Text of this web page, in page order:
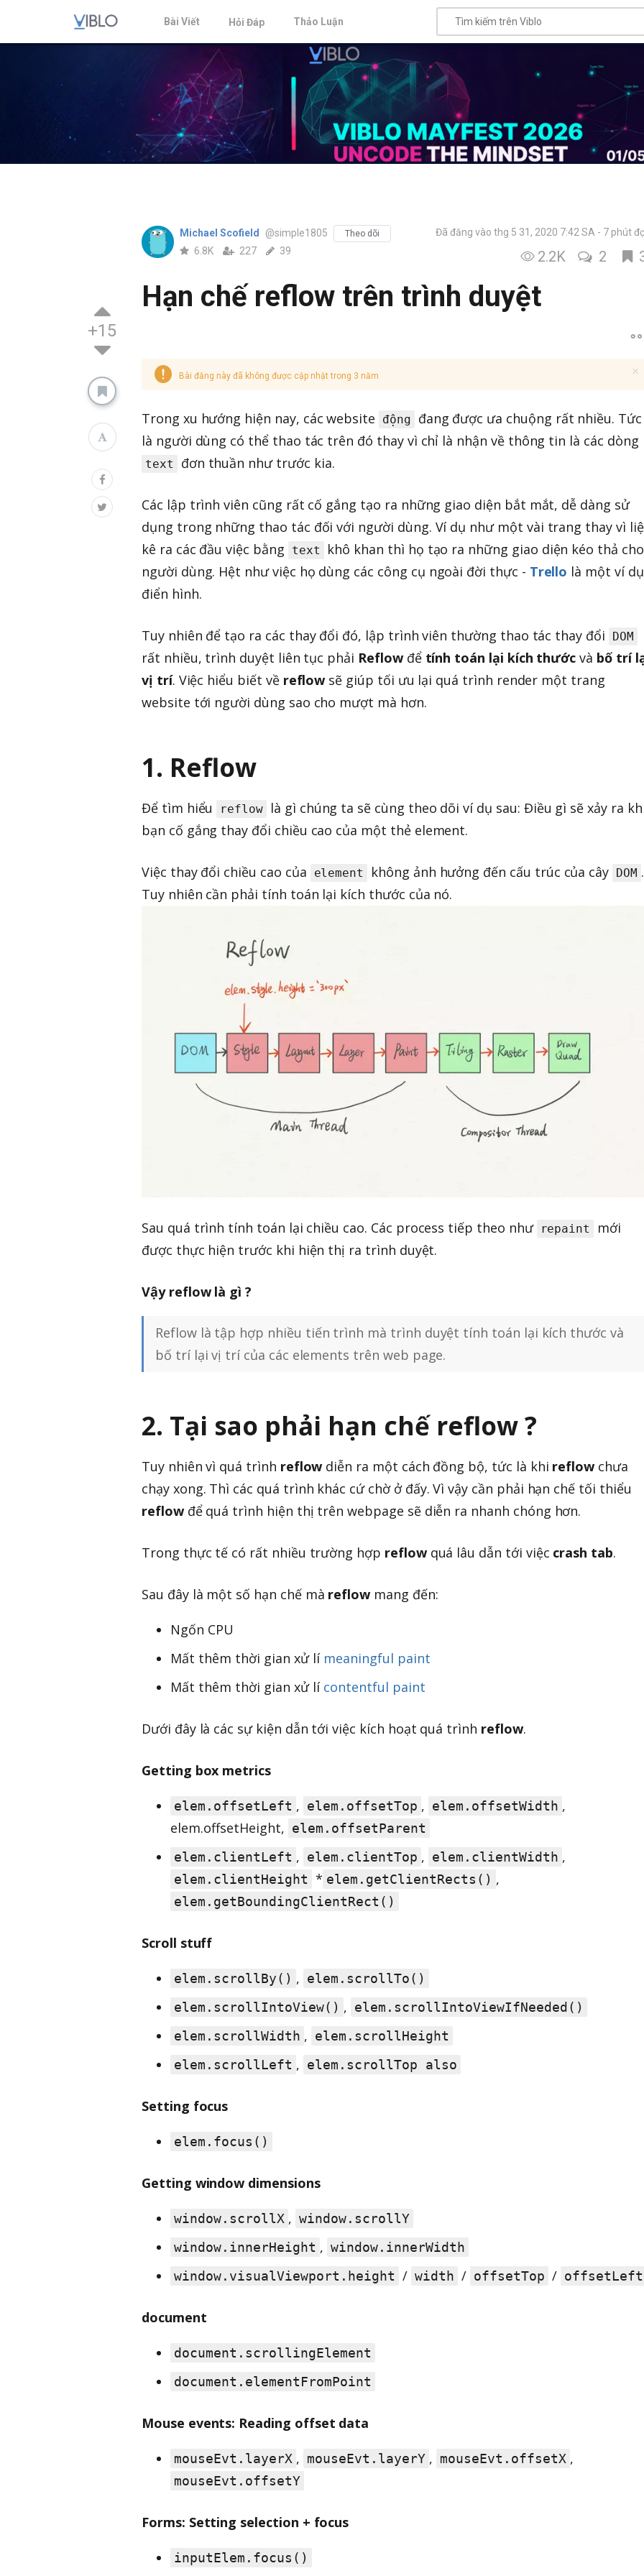
Bài Viết Hỏi Đáp Thảo Luận
+15
Michael Scofield @simple1805 Theo dõi
6.8K 227 39
Đã đăng vào thg 5 31, 2020 7:42 SA 7 phút
2.2K 2
Hạn chế reflow trên trình duyệt
Bài đăng này đã không được cập nhật trong 3 năm
Trong xu hướng hiện nay, các website động
đang được ưa chuộng rất nhiều. Tức
là người dùng có thể thao tác trên đó thay vì chỉ là nhận về thông tin là các dòng
text đơn thuần như trước kia.
Các lập trình viên cũng rất cố gắng tạo ra những giao diện bắt mắt, dễ dàng sử
dụng trong những thao tác đối với người dùng. Ví dụ như một vài trang thay vì
kê ra các đầu việc bằng
text
khô khan thì họ tạo ra những giao diện kéo thả cho
người dùng. Hệt như việc họ dùng các công cụ ngoài đời thực - Trello là một ví dụ
điển hình.
Tuy nhiên để tạo ra các thay đổi đó, lập trình viên thường thao tác thay đổi DOM
rất nhiều, trình duyệt liên tục phải Reflowđể tính toán lại kích thước và bố trí
vị trí. Việc hiểu biết về reflow sẽ giúp tối ưu lại quá trình render một trang
website tới người dùng sao cho mượt mà hơn.
1. Reflow
Để tìm hiểu reflow
là gì chúng ta sẽ cùng theo dõi ví dụ sau: Điều gì sẽ xảy ra
bạn cố gắng thay đổi chiều cao của một thẻ element.
Việc thay đổi chiều cao của element không ảnh hưởng đến cấu trúc của cây DOM .
Tuy nhiên cần phải tính toán lại kích thước của nó.
Sau quá trình tính toán lại chiều cao. Các process tiếp theo như repaint
mới
được thực hiện trước khi hiện thị ra trình duyệt.
Vậy reflow là gì ?
Reflow là tập hợp nhiều tiến trình mà trình duyệt tính toán lại kích thước và
bố trí lại vị trí của các elements trên web page.
2. Tại sao phải hạn chế reflow ?
Tuy nhiên vì quá trình reflow diễn ra một cách đồng bộ, tức là khi reflow chưa
chạy xong. Thì các quá trình khác cứ chờ ở đấy. Vì vậy cần phải hạn chế tối thiểu
reflowđể quá trình hiện thị trên webpage sẽ diễn ra nhanh chóng hơn.
Trong thực tế có rất nhiều trường hợp reflowquá lâu dẫn tới việc crash tab.
Sau đây là một số hạn chế mà reflow mang đến:
Ngốn CPU
Mất thêm thời gian xử lí meaningful paint
Mất thêm thời gian xử lí contentful paint
Dưới đây là các sự kiện dẫn tới việc kích hoạt quá trình reflow.
Getting box metrics
elem.offsetLeft , elem.offsetTop , elem.offsetWidth ,
elem.offsetHeight, elem.offsetParent
elem.clientLeft , elem.clientTop , elem.clientWidth ,
elem.clientHeight * elem.getClientRects() ,
elem.getBoundingClientRect()
Scroll stuff
elem.scrollBy() , elem.scrollTo()
elem.scrollIntoView() , elem.scrollIntoViewIfNeeded()
elem.scrollWidth , elem.scrollHeight
elem.scrollLeft , elem.scrollTop also
Setting focus
elem.focus()
Getting window dimensions
window.scrollX , window.scrollY
window.innerHeight , window.innerWidth
window.visualViewport.height / width / offsetTop / offsetLeft
document
document.scrollingElement
document.elementFromPoint
Mouse events: Reading offset data
mouseEvt.layerX , mouseEvt.layerY , mouseEvt.offsetX ,
mouseEvt.offsetY
Forms: Setting selection + focus
inputElem.focus()